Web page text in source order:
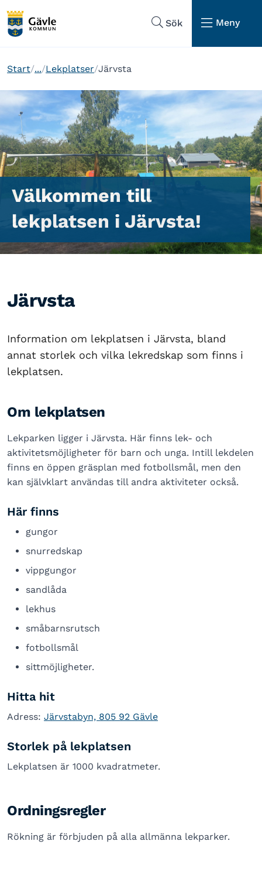
Sök
Meny
Start ... Lekplatser Järvsta
Välkommen till
lekplatsen i Järvsta!
Järvsta
Information om lekplatsen i Järvsta, bland
annat storlek och vilka lekredskap som finns i
lekplatsen.
Om lekplatsen
Lekparken ligger i Järvsta. Här finns lek- och
aktivitetsmöjligheter för barn och unga. Intill lekdelen
finns en öppen gräsplan med fotbollsmål, men den
kan självklart användas till andra aktiviteter också.
Här finns
gungor
snurredskap
vippgungor
sandlåda
lekhus
småbarnsrutsch
fotbollsmål
sittmöjligheter.
Hitta hit
Adress: Järvstabyn, 805 92 Gävle
Storlek på lekplatsen
Lekplatsen är 1000 kvadratmeter.
Ordningsregler
Rökning är förbjuden på alla allmänna lekparker.